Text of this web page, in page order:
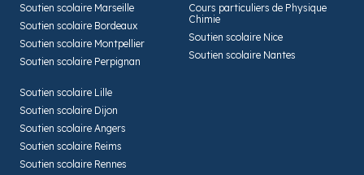
Soutien scolaire Marseille
Soutien scolaire Bordeaux
Soutien scolaire Montpellier
Soutien scolaire Perpignan
Cours particuliers de Physique
Chimie
Soutien scolaire Nice
Soutien scolaire Nantes
Soutien scolaire Lille
Soutien scolaire Dijon
Soutien scolaire Angers
Soutien scolaire Reims
Soutien scolaire Rennes